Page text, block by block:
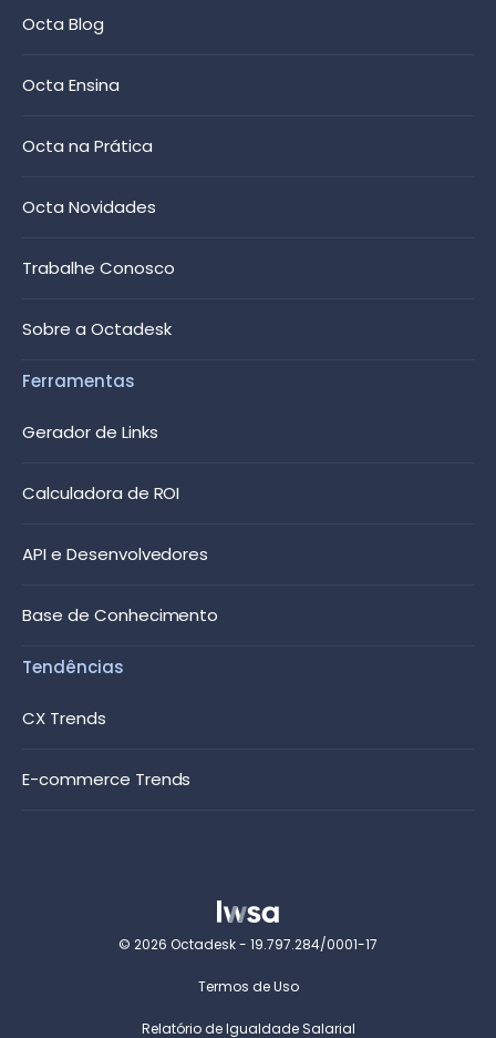
Octa Blog
Octa Ensina
Octa na Prática
Octa Novidades
Trabalhe Conosco
Sobre a Octadesk
Ferramentas
Gerador de Links
Calculadora de ROI
API e Desenvolvedores
Base de Conhecimento
Tendências
CX Trends
E-commerce Trends
© 2026 Octadesk - 19.797.284/0001-17
Termos de Uso
Relatório de Igualdade Salarial